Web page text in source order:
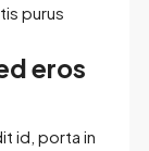
purus
eros
id, porta in